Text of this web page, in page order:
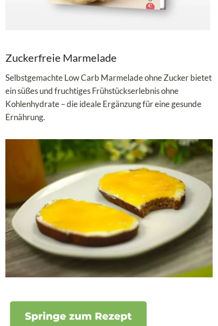
Zuckerfreie Marmelade
Selbstgemachte Low Carb Marmelade ohne Zucker bietet
ein süßes und fruchtiges Frühstückserlebnis ohne
Kohlenhydrate – die ideale Ergänzung für eine gesunde
Ernährung.